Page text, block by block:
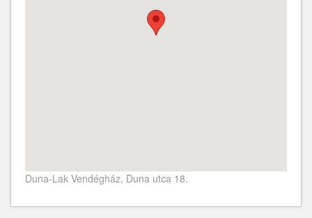
Duna-Lak Vendégház, Duna utca 18.